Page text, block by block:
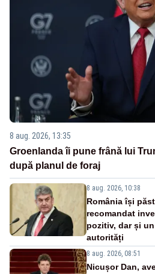
8 aug. 2026, 13:35
Groenlanda îi pune frână lui
după planul de foraj
8 aug. 2026, 10:38
România își
recomandat
pozitiv, dar și
autorități
8 aug. 2026, 08:51
Nicușor Dan,